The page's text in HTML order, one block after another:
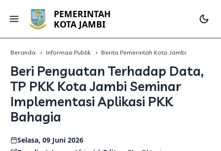
PEMERINTAH
KOTA JAMBI
Beranda Informasi Publik Berita Pemerintah Kota Jambi
Beri Penguatan Terhadap Data,
TP PKK Kota Jambi Seminar
Implementasi Aplikasi PKK
Bahagia
Selasa, 09 Juni 2026